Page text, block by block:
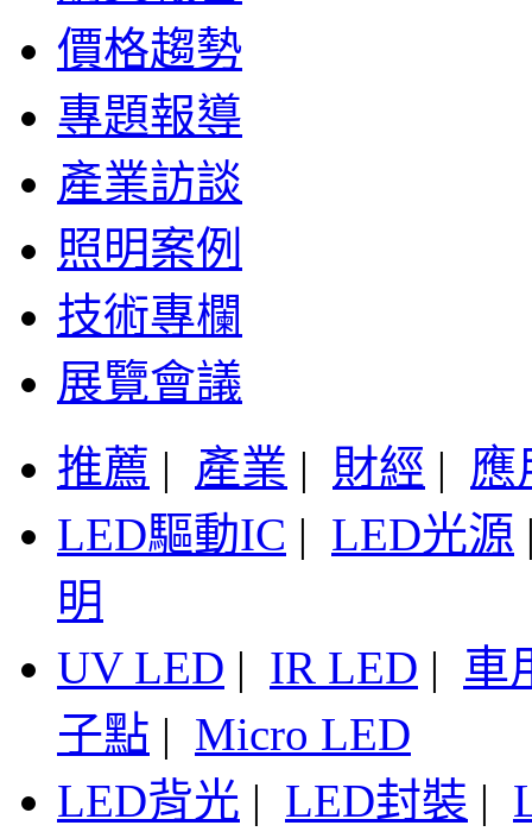
價格趨勢
專題報導
產業訪談
照明案例
技術專欄
展覽會議
推薦 | 產業 | 財經 | 應
LED驅動IC | LED光源
明
UV LED | IR LED | 車
子點 | Micro LED
LED背光 | LED封裝 |